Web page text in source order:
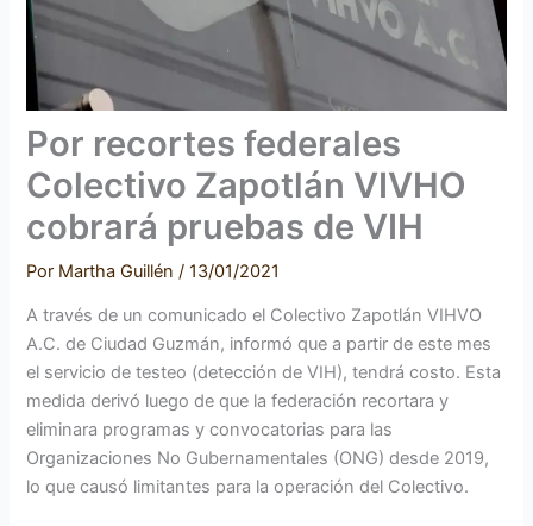
Por recortes federales
Colectivo Zapotlán VIVHO
cobrará pruebas de VIH
Por Martha Guillén/13/01/2021
A través de un comunicado el Colectivo Zapotlán VIHVO
A.C. de Ciudad Guzmán, informó que a partir de este mes
el servicio de testeo (detección de VIH), tendrá costo. Esta
medida derivó luego de que la federación recortara y
eliminara programas y convocatorias para las
Organizaciones No Gubernamentales (ONG) desde 2019,
lo que causó limitantes para la operación del Colectivo.